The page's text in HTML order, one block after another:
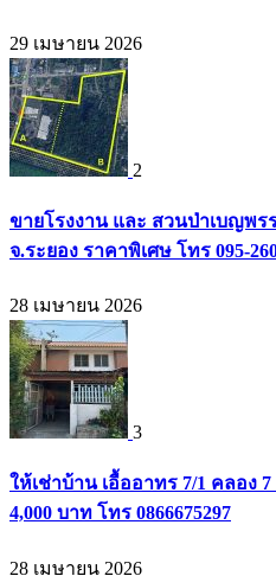
29 เมษายน 2026
2
ขายโรงงาน และ สวนป่าเบญพร
จ.ระยอง ราคาพิเศษ โทร 095-
28 เมษายน 2026
3
ให้เช่าบ้าน เอื้ออาทร 7/1 คลอง
4,000 บาท โทร 0866675297
28 เมษายน 2026